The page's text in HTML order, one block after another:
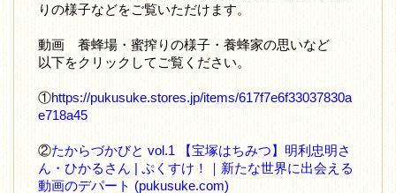
りの様子などをご覧いただけます。
動画 養蜂場・蜜搾りの様子・養蜂家の思いなど
以下をクリックしてご覧ください。
①https://pukusuke.stores.jp/items/617f7e6f33037830a
e718a45
②たからづかびと vol.1 【宝塚はちみつ】明利忠明さ
ん・ひかるさん | ぷくすけ！｜新たな世界に出会える
動画のデパート (pukusuke.com)